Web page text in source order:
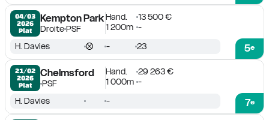
04/03
2026
Plat
Kempton Park
DroitePSF
Hand.
13 500 €
1 200m -
5e
H. Davies - 23
21/02
2026
Plat
Chelmsford
PSF
Hand.
29 263 €
1 000m -
7e
H. Davies -